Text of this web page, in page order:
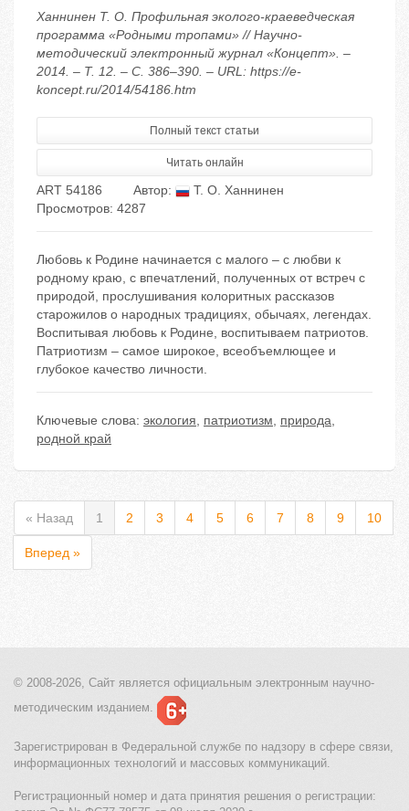
Ханнинен Т. О. Профильная эколого-краеведческая
программа «Родными тропами» // Научно-
методический электронный журнал «Концепт». –
2014. – Т. 12. – С. 386–390. – URL: https://e-
koncept.ru/2014/54186.htm
Полный текст статьи
Читать онлайн
ART 54186 Автор:
Т. О. Ханнинен
Просмотров: 4287
Любовь к Родине начинается с малого – с любви к
родному краю, с впечатлений, полученных от встреч с
природой, прослушивания колоритных рассказов
старожилов о народных традициях, обычаях, легендах.
Воспитывая любовь к Родине, воспитываем патриотов.
Патриотизм – самое широкое, всеобъемлющее и
глубокое качество личности.
Ключевые слова: экология, патриотизм, природа,
родной край
« Назад 1 2 3 4 5 6 7 8 9 10
Вперед »
© 2008-2026, Сайт является официальным электронным научно-
методическим изданием.
Зарегистрирован в Федеральной службе по надзору в сфере связи,
информационных технологий и массовых коммуникаций.
Регистрационный номер и дата принятия решения о регистрации: